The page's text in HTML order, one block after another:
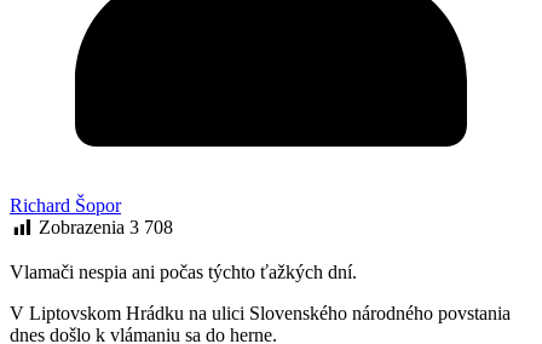
Richard Šopor
Zobrazenia 3 708
Vlamači nespia ani počas týchto ťažkých dní.
V Liptovskom Hrádku na ulici Slovenského národného povstania
dnes došlo k vlámaniu sa do herne.